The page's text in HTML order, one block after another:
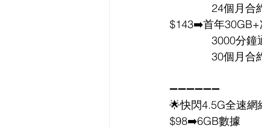
24個
$143➡️首年30GB+
3000
30個
➖➖➖➖➖➖
🌟快閃4.5G全速網
$98➡️6GB數據